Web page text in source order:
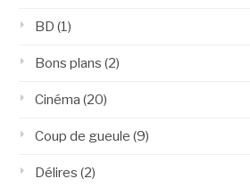
BD (1)
Bons plans (2)
Cinéma (20)
Coup de gueule (9)
Délires (2)